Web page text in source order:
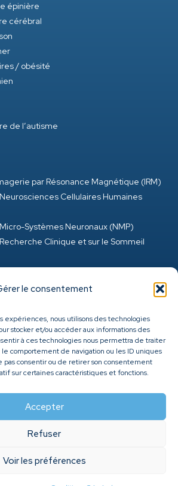
le consentement
expériences, nous utilisons des technologies
stocker et/ou accéder aux informations des
à ces technologies nous permettra de traiter
comportement de navigation ou les ID uniques
consentir ou de retirer son consentement
sur certaines caractéristiques et fonctions.
Accepter
Refuser
Voir les préférences
épinière
cérébral
/ obésité
de l’autisme
par Résonance Magnétique (IRM)
Cellulaires Humaines
Systèmes Neuronaux (NMP)
Clinique et sur le Sommeil
Précliniques (PNP)
et Neuromod (MEG) au Campus
de santé cérébrale et mentale des
Biotech Geneva. All rights
Générales d'Utilisation